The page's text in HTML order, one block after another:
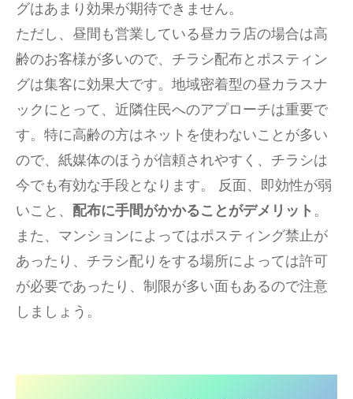
グはあまり効果が期待できません。
ただし、昼間も営業している昼カラ店の場合は高
齢のお客様が多いので、チラシ配布とポスティン
グは集客に効果大です。地域密着型の昼カラスナ
ックにとって、近隣住民へのアプローチは重要で
す。特に高齢の方はネットを使わないことが多い
ので、紙媒体のほうが信頼されやすく、チラシは
今でも有効な手段となります。 反面、即効性が弱
いこと、 配布に手間がかかることがデメリット 。
また、マンションによってはポスティング禁止が
あったり、チラシ配りをする場所によっては許可
が必要であったり、制限が多い面もあるので注意
しましょう。